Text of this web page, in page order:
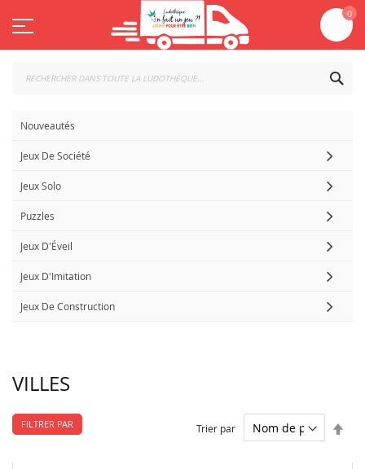
au
contenu
0
Nouveautés
Jeux De Société
Jeux Solo
Puzzles
Jeux D'Éveil
Jeux D'Imitation
Jeux De Construction
VILLES
Trier par
FILTRER PAR